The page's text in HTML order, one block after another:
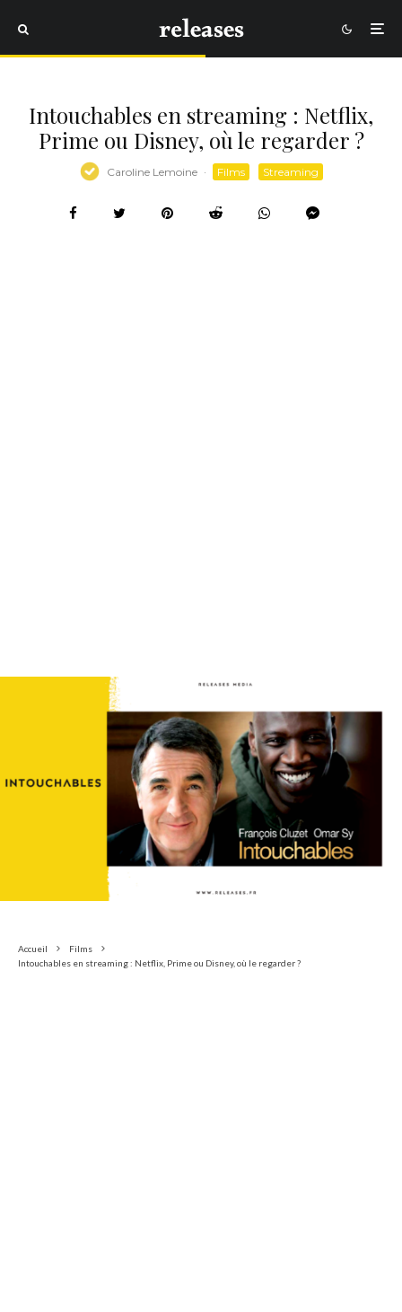
Intouchables en streaming : Netflix,
Prime ou Disney, où le regarder ?
Caroline Lemoine · Films Streaming
Accueil
Films
Intouchables en streaming : Netflix, Prime ou Disney, où le regarder ?